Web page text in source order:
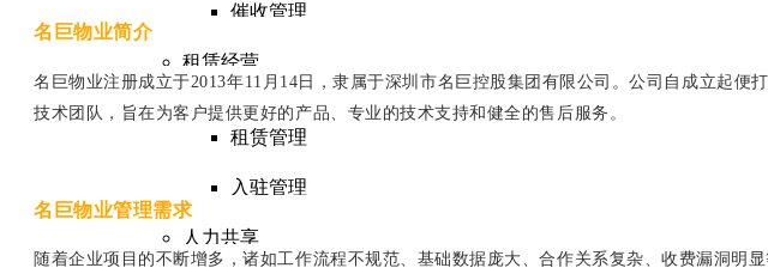
催收管理
租赁经营
房源定价
招商管理
租赁管理
入驻管理
人力共享
招聘管理
名巨物业简介
名巨物业注册成立于2013年1 1 月 1 4 日，隶属于深圳市名巨控股集团有限公司。公司自成立起便
技术团队，旨在为客户提供更好的产品、专业的技术支持和健全的售后服务。
名巨物业管理需求
随着企业项目的不断增多，诸如工作流程不规范、基础数据庞大、合作关系复杂、收费漏洞明